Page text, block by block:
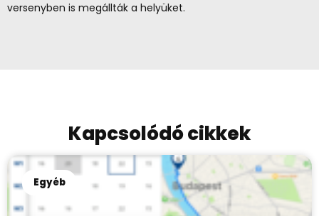
versenyben is megállták a helyüket.
Kapcsolódó cikkek
Egyéb